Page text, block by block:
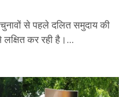
से पहले दलित समुदाय की
कर रही है।...